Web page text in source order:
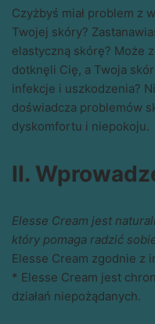
Czyżbyś miał problem z
Twojej skóry?
elastyczną skórę? Może
dotknęli Cię, a Twoja
infekcje i uszkodzenia?
doświadcza problemów
dyskomfortu i niepokoju.
II.
Elesse Cream jest
który pomaga radzić
Elesse Cream zgodnie z
* Elesse Cream jest
działań niepożądanych.